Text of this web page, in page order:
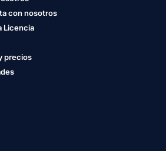
con nosotros
Licencia
precios